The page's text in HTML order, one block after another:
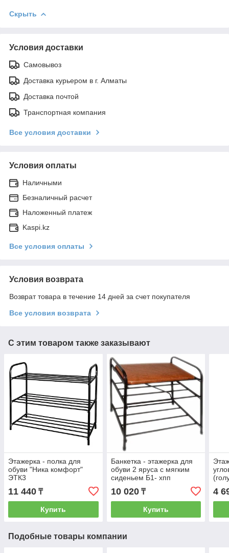
Скрыть
Условия доставки
Самовывоз
Доставка курьером в г. Алматы
Доставка почтой
Транспортная компания
Все условия доставки
Условия оплаты
Наличными
Безналичный расчет
Наложенный платеж
Kaspi.kz
Все условия оплаты
Условия возврата
Возврат товара в течение 14 дней за счет покупателя
Все условия возврата
С этим товаром также заказывают
Этажерка - полка для
обуви "Ника комфорт"
ЭТК3
11 440 ₸
Купить
Банкетка - этажерка для
обуви 2 яруса с мягким
сиденьем Б1- хпп
(коричневая) 600101
10 020₸
Купить
4
Подобные товары компании